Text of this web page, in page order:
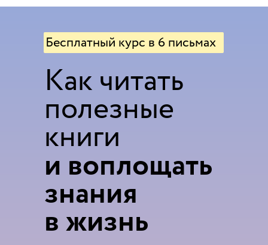
Как читать
полезные
книги
Бесплатный курс в 6 письмах
и воплощать
знания
в жизнь